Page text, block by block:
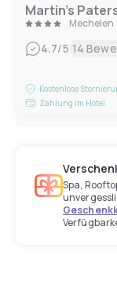
Martin's
Mechelen
4.7/5|14
Kostenlose
Zahlung im Hotel
Spa,